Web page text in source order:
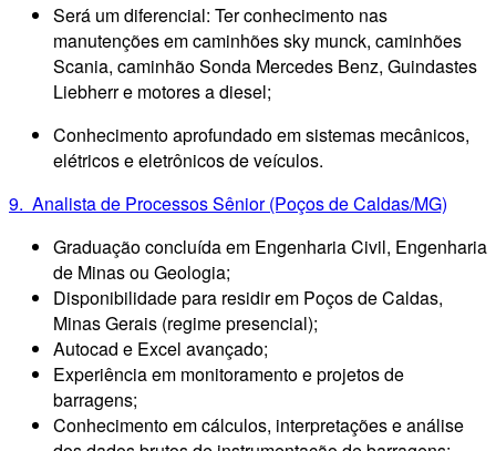
Será um diferencial: Ter conhecimento nas
manutenções em caminhões sky munck, caminhões
Scania, caminhão Sonda Mercedes Benz, Guindastes
Liebherr e motores a diesel;
Conhecimento aprofundado em sistemas mecânicos,
elétricos e eletrônicos de veículos.
9. Analista de Processos Sênior (Poços de Caldas/MG)
Graduação concluída em Engenharia Civil, Engenharia
de Minas ou Geologia;
Disponibilidade para residir em Poços de Caldas,
Minas Gerais (regime presencial);
Autocad e Excel avançado;
Experiência em monitoramento e projetos de
barragens;
Conhecimento em cálculos, interpretações e análise